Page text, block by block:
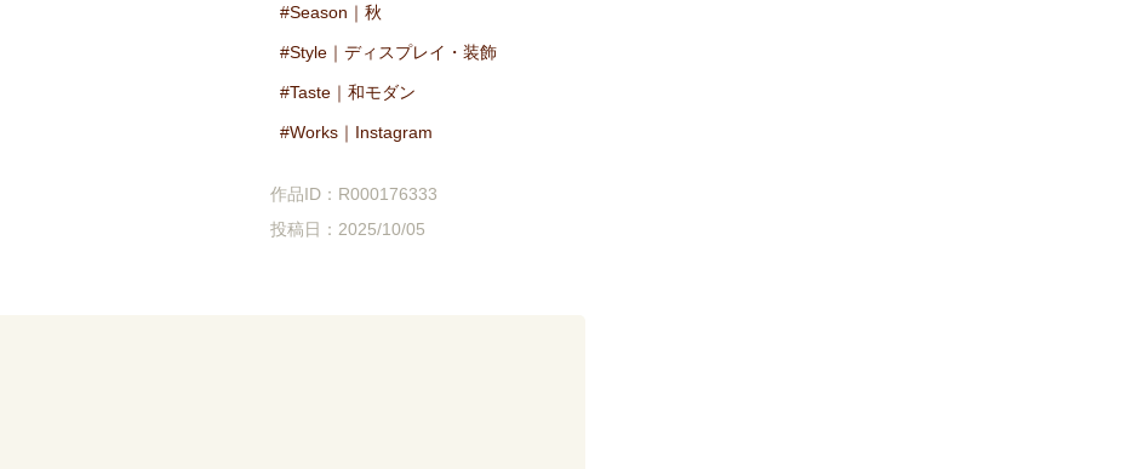
Season｜秋
Style｜ディスプレイ・装飾
Taste｜和モダン
Works｜Instagram
作品ID：R000176333
投稿日：2025/10/05